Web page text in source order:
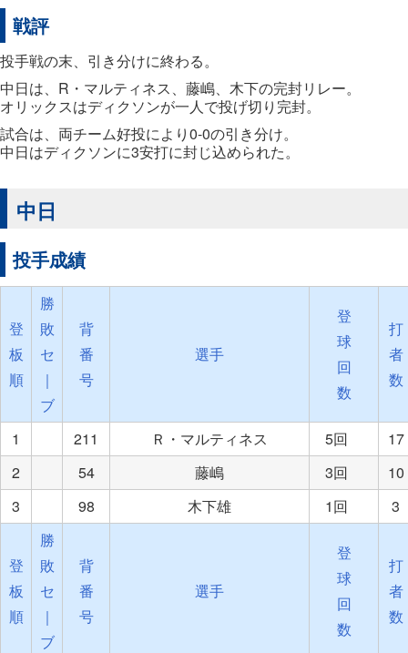
戦評
投手戦の末、引き分けに終わる。
中日は、R・マルティネス、藤嶋、木下の完封リレー。
オリックスはディクソンが一人で投げ切り完封。
試合は、両チーム好投により0-0の引き分け。
中日はディクソンに3安打に封じ込められた。
中日
投手成績
登
板
順
勝
敗
セ
｜
ブ
背
番
号
選手
登
球
回
数
打
者
数
1 211 Ｒ・マルティネス 5回
17
2
54 藤嶋 3回
10
3
98 木下雄 1回 3
登
板
順
勝
敗
セ
｜
ブ
背
番
号
選手
登
球
回
数
打
者
数